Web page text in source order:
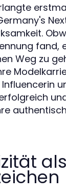
fand,
Weg zu
als